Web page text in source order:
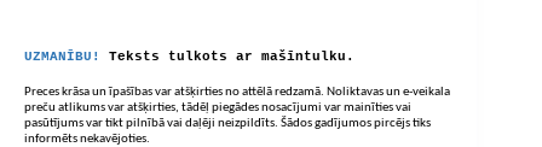
UZMANĪBU! Teksts tulkots ar mašīntulku.
Preces krāsa un īpašības var atšķirties no attēlā redzamā. Noliktavas un e-veikala
preču atlikums var atšķirties, tādēļ piegādes nosacījumi var mainīties vai
pasūtījums var tikt pilnībā vai daļēji neizpildīts. Šādos gadījumos pircējs tiks
informēts nekavējoties.